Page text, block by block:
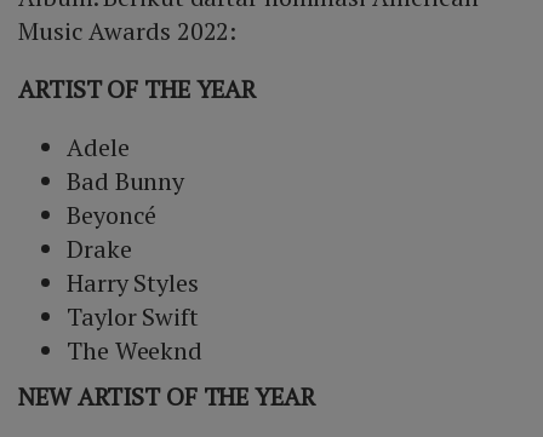
Music Awards 2022:
ARTIST OF THE YEAR
Adele
Bad Bunny
Beyoncé
Drake
Harry Styles
Taylor Swift
The Weeknd
NEW ARTIST OF THE YEAR